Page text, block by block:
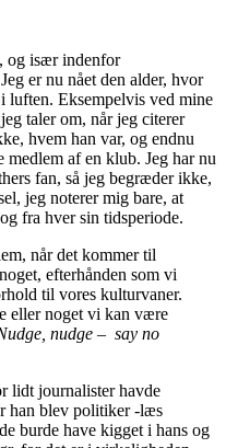
og især indenfor
er nu nået den alder, hvor
luften. Eksempelvis ved mine
taler om, når jeg citerer
hvem han var, og endnu
af en klub. Jeg har nu
fan, så jeg begræder ikke,
jeg noterer mig bare, at
fra hver sin tidsperiode.
når det kommer til
efterhånden som vi
til vores kulturvaner.
eller noget vi kan være
nudge – say no
lidt journalister havde
han blev politiker -læs
burde have kigget i hans og